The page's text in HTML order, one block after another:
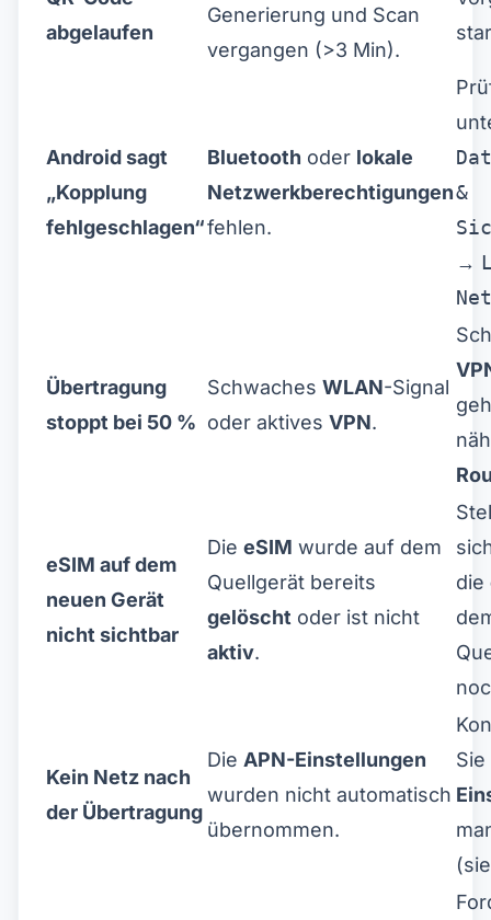
abgelaufen
Generierung und Scan
vergangen (>3 Min).
Android sagt
„Kopplung
fehlgeschlagen“
Bluetooth oder lokale
Netzwerkberechtigungen
fehlen.
&
→
Übertragung
stoppt bei 50 %
Schwaches WLAN-Signal
oder aktives VPN.
eSIM auf dem
neuen Gerät
nicht sichtbar
Die eSIM wurde auf dem
Quellgerät bereits
gelöscht oder ist nicht
aktiv.
die
Kein Netz nach
der Übertragung
Die APN-Einstellungen
wurden nicht automatisch
übernommen.
Heute eingelöst
941
Verbleibend
6